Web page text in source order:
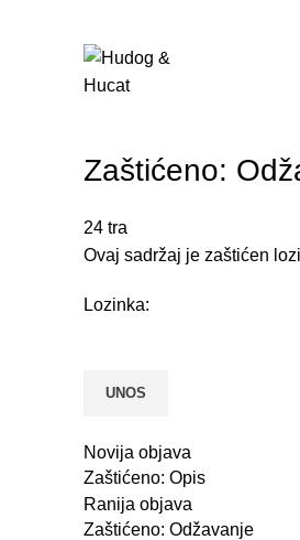
Zaštićeno:
24 tra
Ovaj sadržaj je zaštićen
Lozinka:
Novija objava
Zaštićeno: Opis
Ranija objava
Zaštićeno: Odžavanje